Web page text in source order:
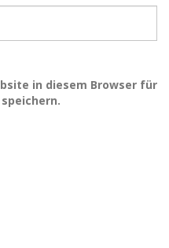
in diesem Browser für